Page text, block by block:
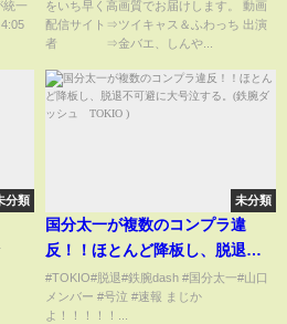
統一
をいち早く高画質でお届けします。 動画
配信サイト⇒ツイキャス＆ふわっち 出演
者 ⇒金バエ、しんや...
分類 未分類
国分太一が複数のコンプラ違
反！！ほとんど降板し、脱退不
可避に大号泣する。(鉄腕ダッシ
ュ TOKIO )
#TOKIO#脱退#鉄腕dash #国分太一#山口
メンバー #号泣 #速報 まじか
よ！！！！！...